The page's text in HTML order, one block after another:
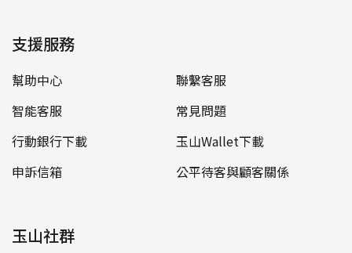
支援服務
幫助中心
聯繫客服
智能客服
常見問題
行動銀行下載
玉山Wallet下載
申訴信箱
公平待客與顧客關係
玉山社群